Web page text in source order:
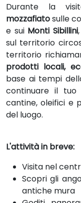
Durante la
mozzafiatosulle
e sui Monti Sibillini
sul territorio
territorio
prodotti locali,
base ai tempi
continuare il tuo
cantine, oleifici e
del luogo.
L'attività in breve:
Visita nel
Scopri gli
antiche mura